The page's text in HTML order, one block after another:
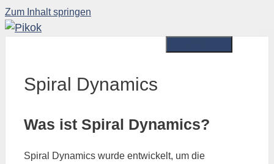
Zum Inhalt springen
Spiral Dynamics
Was ist Spiral Dynamics?
Spiral Dynamics wurde entwickelt, um die